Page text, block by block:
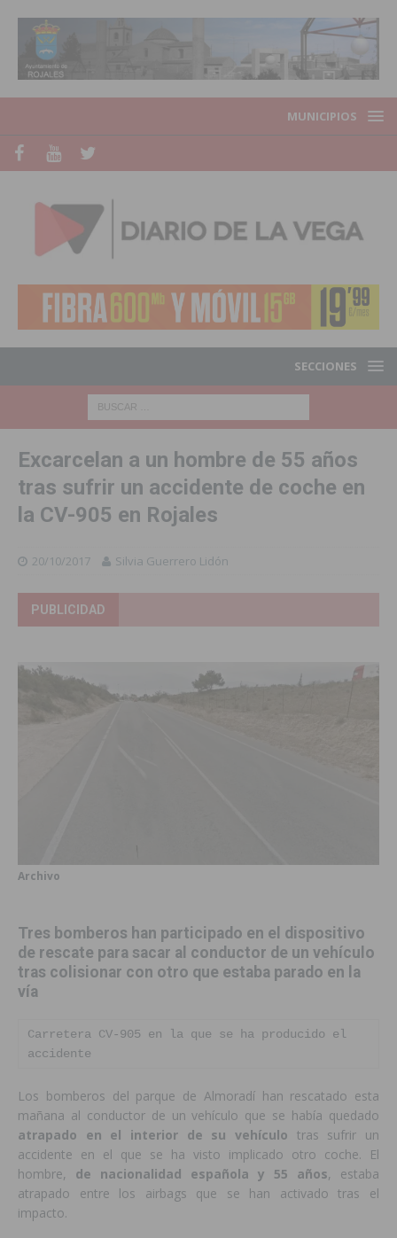
MUNICIPIOS
SECCIONES
Excarcelan a un hombre de 55 años
tras sufrir un accidente de coche en
la CV-905 en Rojales
20/10/2017 Silvia Guerrero Lidón
PUBLICIDAD
Archivo
Tres bomberos han participado en el dispositivo
de rescate para sacar al conductor de un vehículo
tras colisionar con otro que estaba parado en la
vía
Carretera CV-905 en la que se ha producido el
accidente
Los bomberos del parque de Almoradí han rescatado esta
mañana al conductor de un vehículo que se había quedado
atrapado en el interior de su vehículo tras sufrir un
accidente en el que se ha visto implicado otro coche. El
hombre, de nacionalidad española y 55 años, estaba
atrapado entre los airbags que se han activado tras el
impacto.